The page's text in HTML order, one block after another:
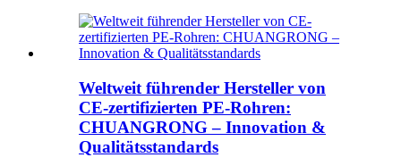
Weltweit führender Hersteller von
CE-zertifizierten PE-Rohren:
CHUANGRONG – Innovation &
Qualitätsstandards